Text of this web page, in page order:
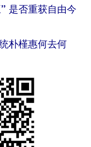
是否重获自由今
朴槿惠何去何